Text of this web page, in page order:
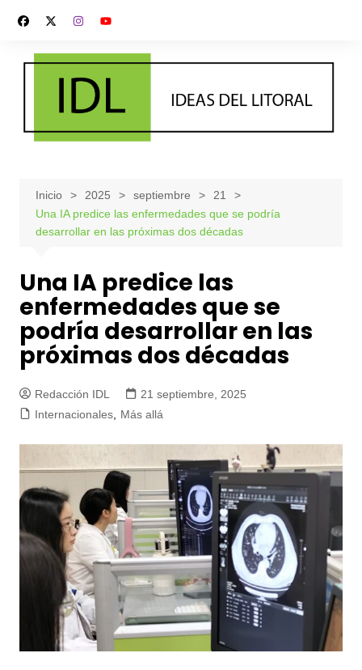
contenido
Inicio 2025 septiembre
21
Una IA predice las enfermedades que se podría
desarrollar en las próximas dos décadas
Una IA predice las
enfermedades que se
podría desarrollar en las
próximas dos décadas
Redacción IDL
21 septiembre, 2025
Internacionales, Más allá